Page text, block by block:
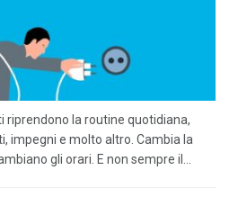
riprendono la routine quotidiana,
impegni e molto altro. Cambia la
gli orari. E non sempre il...